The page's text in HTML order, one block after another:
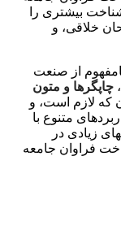
بیشتری را
خلاقی، و
از صنعت
چاپگرها و متون
لازم است، و
متنوع با
زیادی در
فراوان جامعه